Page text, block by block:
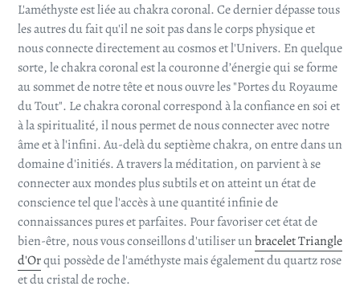
L'améthyste est liée au chakra coronal. Ce dernier dépasse tous
les autres du fait qu'il ne soit pas dans le corps physique et
nous connecte directement au cosmos et l'Univers. En quelque
sorte, le chakra coronal est la couronne d’énergie qui se forme
au sommet de notre tête et nous ouvre les "Portes du Royaume
du Tout". Le chakra coronal correspond à la confiance en soi et
à la spiritualité, il nous permet de nous connecter avec notre
âme et à l'infini. Au-delà du septième chakra, on entre dans un
domaine d'initiés. A travers la méditation, on parvient à se
connecter aux mondes plus subtils et on atteint un état de
conscience tel que l'accès à une quantité infinie de
connaissances pures et parfaites. Pour favoriser cet état de
bien-être, nous vous conseillons d'utiliser unbracelet Triangle
d'Orqui possède de l'améthyste mais également du quartz rose
et du cristal de roche.